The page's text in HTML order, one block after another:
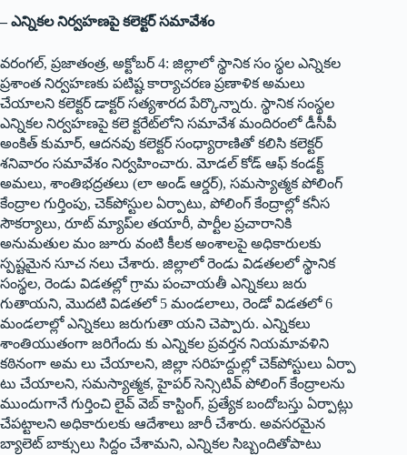
– ఎన్నికల నిర్వహణపై కలెక్టర్‌ సమావేశం
వరంగల్‌, ప్రజాతంత్ర, అక్టోబర్‌ 4: జిల్లాలో స్థానిక సం స్థల ఎన్నికల
ప్రశాంత నిర్వహణకు పటిష్ట కార్యాచరణ ప్రణాళిక అమలు
చేయాలని కలెక్టర్‌ డాక్టర్‌ సత్యశారద పేర్కొన్నారు. స్థానిక సంస్థల
ఎన్నికల నిర్వహణపై కలె క్టరేట్‌లోని సమావేశ మందిరంలో డీసీపీ
అంకిత్‌ కుమార్‌, ఆదనవు కలెక్టర్‌ సంధ్యారాణితో కలిసి కలెక్టర్‌
శనివారం సమావేశం నిర్వహించారు. మోడల్‌ కోడ్‌ ఆఫ్‌ కండక్ట్‌
అమలు, శాంతిభద్రతలు (లా అండ్‌ ఆర్డర్‌), సమస్యాత్మక పోలింగ్‌
కేంద్రాల గుర్తింపు, చెక్‌పోస్టుల ఏర్పాటు, పోలింగ్‌ కేంద్రాల్లో కనీస
సౌకర్యాలు, రూట్‌ మ్యాప్‌ల తయారీ, పార్టీల ప్రచారానికి
అనుమతుల మం జూరు వంటి కీలక అంశాలపై అధికారులకు
స్పష్టమైన సూచ నలు చేశారు. జిల్లాలో రెండు విడతలలో స్థానిక
సంస్థల, రెండు విడతల్లో గ్రామ పంచాయతీ ఎన్నికలు జరు
గుతాయని, మొదటి విడతలో 5 మండలాలు, రెండో విడతలో 6
మండలాల్లో ఎన్నికలు జరుగుతా యని చెప్పారు. ఎన్నికలు
శాంతియుతంగా జరిగేందు కు ఎన్నికల ప్రవర్తన నియమావళిని
కఠినంగా అమ లు చేయాలని, జిల్లా సరిహద్దుల్లో చెక్‌పోస్టులు ఏర్పా
టు చేయాలని, సమస్యాత్మక, హైపర్‌ సెన్సిటివ్‌ పోలింగ్‌ కేంద్రాలను
ముందుగానే గుర్తించి లైవ్‌ వెబ్‌ కాస్టింగ్‌, ప్రత్యేక బందోబస్తు ఏర్పాట్లు
చేపట్టాలని అధికారులకు ఆదేశాలు జారీ చేశారు. అవసరమైన
బ్యాలెట్‌ బాక్సులు సిద్దం చేశామని, ఎన్నికల సిబ్బందితోపాటు